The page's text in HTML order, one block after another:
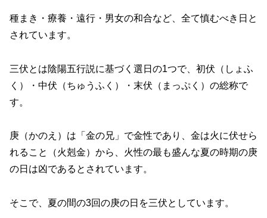
種まき・療養・遠行・男女の和合など、全て慎むべき日と
されています。
三伏とは陰陽五行説に基づく選日の1つで、初伏（しょふ
く）・中伏（ちゅうふく）・末伏（まっぷく）の総称で
す。
庚（かのえ）は「金の兄」で金性であり、金は火に伏せら
れること（火剋金）から、火性の最も盛んな夏の時期の庚
の日は凶であるとされています。
そこで、夏の間の3回の庚の日を三伏としています。